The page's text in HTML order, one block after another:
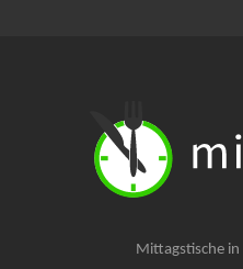
Mittagstische in